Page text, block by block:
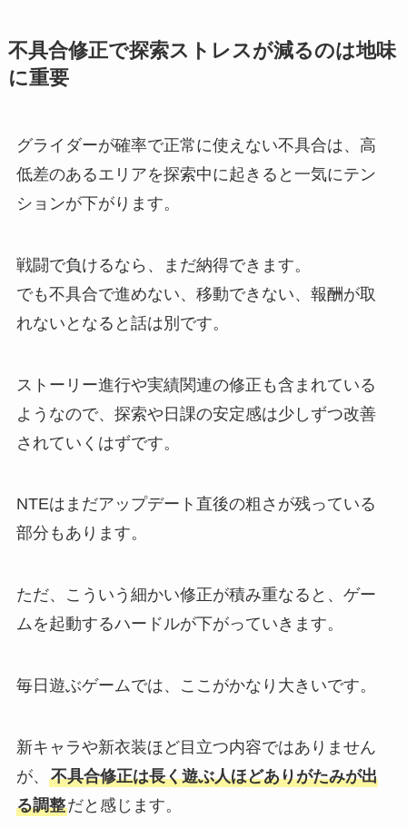
不具合修正で探索ストレスが減るのは地味
に重要
グライダーが確率で正常に使えない不具合は、高
低差のあるエリアを探索中に起きると一気にテン
ションが下がります。
戦闘で負けるなら、まだ納得できます。
でも不具合で進めない、移動できない、報酬が取
れないとなると話は別です。
ストーリー進行や実績関連の修正も含まれている
ようなので、探索や日課の安定感は少しずつ改善
されていくはずです。
NTEはまだアップデート直後の粗さが残っている
部分もあります。
ただ、こういう細かい修正が積み重なると、ゲー
ムを起動するハードルが下がっていきます。
毎日遊ぶゲームでは、ここがかなり大きいです。
新キャラや新衣装ほど目立つ内容ではありません
が、 不具合修正は長く遊ぶ人ほどありがたみが出
る調整だと感じます。